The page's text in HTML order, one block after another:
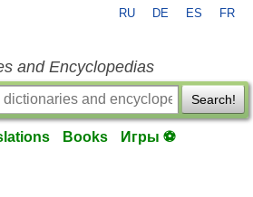
RU DE ES FR
and Encyclopedias
Search!
Books Игры ⚽